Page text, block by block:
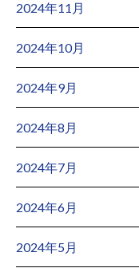
2024年11月
2024年10月
2024年9月
2024年8月
2024年7月
2024年6月
2024年5月